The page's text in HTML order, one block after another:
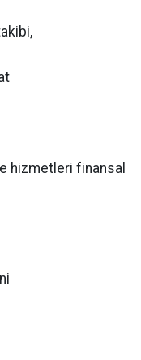
hizmetleri finansal